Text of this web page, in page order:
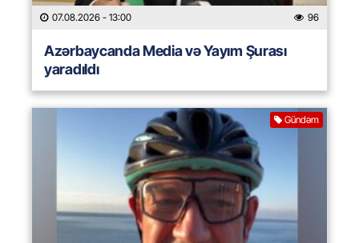
07.08.2026 - 13:00 96
Azərbaycanda Media və Yayım Şurası
yaradıldı
Gündəm